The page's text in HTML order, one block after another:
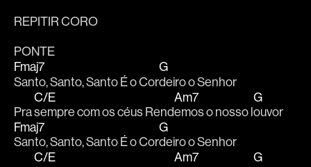
REPITIR CORO
PONTE
Fmaj7
Santo, Santo, Santo É o Cor
G
deiro o Senhor
Pra
C/E
sempre com os céus Rend
Am7
emos o nosso l
G
ouvor
Fmaj7
Santo, Santo, Santo É o Cor
G
deiro o Senhor
C/E
Am7
G